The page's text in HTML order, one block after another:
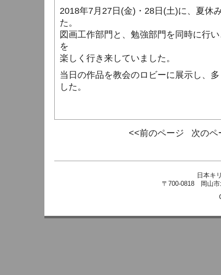
2018年7月27日(金)・28日(土)に、夏休
た。
図画工作部門と、勉強部門を同時に行
を
楽しく行き来していました。
当日の作品を教会のロビーに展示し、
した。
<<前のページ 次のペ
日本キ
〒700-0818 岡山市